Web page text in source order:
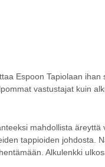
Espoon Tapiolaan ihan
vastustajat kuin
mahdollista äreyttä
tappioiden johdosta.
Alkulenkki